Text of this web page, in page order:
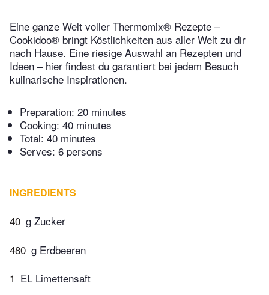
Eine ganze Welt voller Thermomix® Rezepte –
Cookidoo® bringt Köstlichkeiten aus aller Welt zu dir
nach Hause. Eine riesige Auswahl an Rezepten und
Ideen – hier findest du garantiert bei jedem Besuch
kulinarische Inspirationen.
Preparation: 20 minutes
Cooking: 40 minutes
Total: 40 minutes
Serves: 6 persons
INGREDIENTS
40 g Zucker
480 g Erdbeeren
1 EL Limettensaft